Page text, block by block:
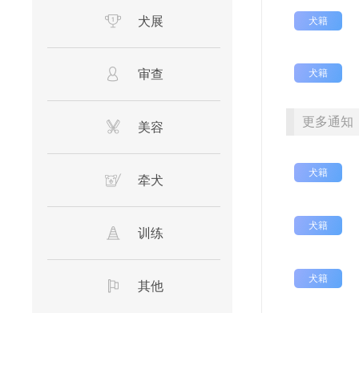
犬展
审查
美容
牵犬
训练
其他
犬籍
犬籍
更多通知
犬籍
犬籍
犬籍